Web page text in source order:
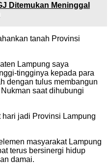
Ditemukan Meninggal
tanah Provinsi
Lampung saya
tingginya kepada para
dengan tulus membangun
saat dihubungi
jadi Provinsi Lampung
masyarakat Lampung
terus bersinergi hidup
damai.